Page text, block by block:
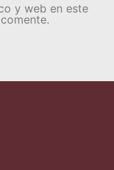
y web en este